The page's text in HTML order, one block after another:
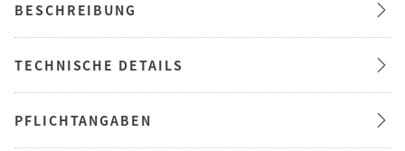
BESCHREIBUNG
TECHNISCHE DETAILS
PFLICHTANGABEN